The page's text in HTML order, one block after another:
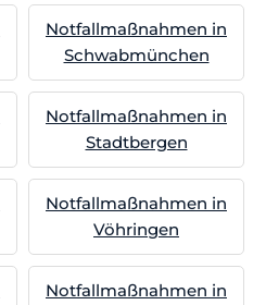
Notfallmaßnahmen in
Schwabmünchen
Notfallmaßnahmen in
Stadtbergen
Notfallmaßnahmen in
Vöhringen
Notfallmaßnahmen in